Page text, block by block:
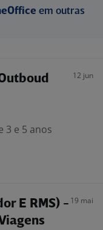
em outras
12 jun
3 e 5 anos
E RMS) - 19 mai